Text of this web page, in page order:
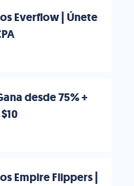
Everflow | Únete
desde 75% +
Empire Flippers |